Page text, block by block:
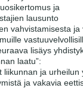
ja
lausunto
vahvistamisesta
lisäys
laatu”:
ja urheilun
ja vakavia